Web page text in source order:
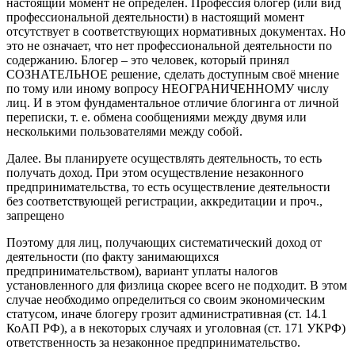
профессиональной деятельности) в настоящий момент
отсутствует в соответствующих нормативных документах. Но
это не означает, что нет профессиональной деятельности по
содержанию. Блогер – это человек, который принял
СОЗНАТЕЛЬНОЕ решение, сделать доступным своё мнение
по тому или иному вопросу НЕОГРАНИЧЕННОМУ числу
лиц. И в этом фундаментальное отличие блогинга от личной
переписки, т. е. обмена сообщениями между двумя или
несколькими пользователями между собой.
Далее. Вы планируете осуществлять деятельность, то есть
получать доход. При этом осуществление незаконного
предпринимательства, то есть осуществление деятельности
без соответствующей регистрации, аккредитации и проч.,
запрещено
Поэтому для лиц, получающих систематический доход от
деятельности (по факту занимающихся
предпринимательством), вариант уплаты налогов
установленного для физлица скорее всего не подходит. В этом
случае необходимо определиться со своим экономическим
статусом, иначе блогеру грозит административная (ст. 14.1
КоАП РФ), а в некоторых случаях и уголовная (ст. 171 УКРФ)
ответственность за незаконное предпринимательство.